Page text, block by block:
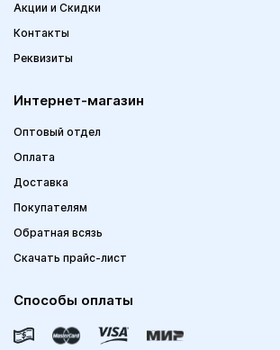
Акции и Скидки
Контакты
Реквизиты
Интернет-магазин
Оптовый отдел
Оплата
Доставка
Покупателям
Обратная всязь
Скачать прайс-лист
Способы оплаты